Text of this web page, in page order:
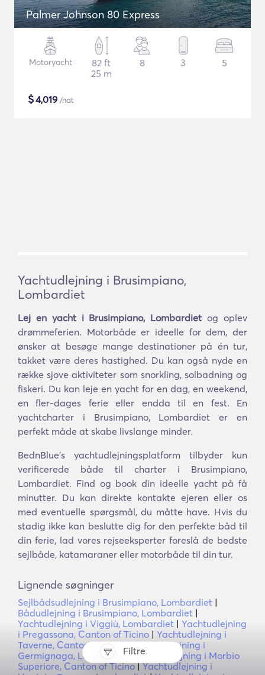
Filtre
Palmer Johnson 80 Express
Motoryacht
82 ft
25 m
8 3 5
$4,019 /nat
Yachtudlejning i Brusimpiano,
Lombardiet
Lej en yacht i Brusimpiano, Lombardiet og oplev
drømmeferien. Motorbåde er ideelle for dem, der
ønsker at besøge mange destinationer på én tur,
takket være deres hastighed. Du kan også nyde en
række sjove aktiviteter som snorkling, solbadning og
fiskeri. Du kan leje en yacht for en dag, en weekend,
en fler-dages ferie eller endda til en fest. En
yachtcharter i Brusimpiano, Lombardiet er en
perfekt måde at skabe livslange minder.
BednBlue's yachtudlejningsplatform tilbyder kun
verificerede både til charter i Brusimpiano,
Lombardiet. Find og book din ideelle yacht på få
minutter. Du kan direkte kontakte ejeren eller os
med eventuelle spørgsmål, du måtte have. Hvis du
stadig ikke kan beslutte dig for den perfekte båd til
din ferie, lad vores rejseeksperter foreslå de bedste
sejlbåde, katamaraner eller motorbåde til din tur.
Lignende søgninger
Sejlbådsudlejning i Brusimpiano, Lombardiet |
Bådudlejning i Brusimpiano, Lombardiet |
Yachtudlejning i Viggiù, Lombardiet | Yachtudlejning
i Pregassona, Canton of Ticino | Yachtudlejning i
Taverne, Canton of Ticino|Yachtudlejning i
Germignaga, Lombardiet|Yachtudlejning i Morbio
Superiore, Canton of Ticino|Yachtudlejning i